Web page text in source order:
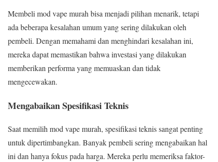
Membeli mod vape murah bisa menjadi pilihan menarik, tetapi
ada beberapa kesalahan umum yang sering dilakukan oleh
pembeli. Dengan memahami dan menghindari kesalahan ini,
mereka dapat memastikan bahwa investasi yang dilakukan
memberikan performa yang memuaskan dan tidak
mengecewakan.
Mengabaikan Spesifikasi Teknis
Saat memilih mod vape murah, spesifikasi teknis sangat penting
untuk dipertimbangkan. Banyak pembeli sering mengabaikan hal
ini dan hanya fokus pada harga. Mereka perlu memeriksa faktor-